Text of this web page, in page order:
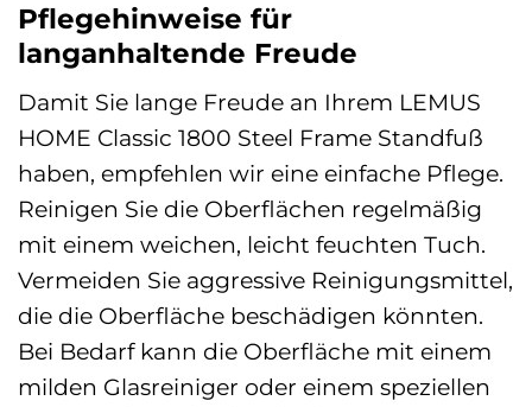
Pflegehinweise für
langanhaltende Freude
Damit Sie lange Freude an Ihrem LEMUS
HOME Classic 1800 Steel Frame Standfuß
haben, empfehlen wir eine einfache Pflege.
Reinigen Sie die Oberflächen regelmäßig
mit einem weichen, leicht feuchten Tuch.
Vermeiden Sie aggressive Reinigungsmittel,
die die Oberfläche beschädigen könnten.
Bei Bedarf kann die Oberfläche mit einem
milden Glasreiniger oder einem speziellen